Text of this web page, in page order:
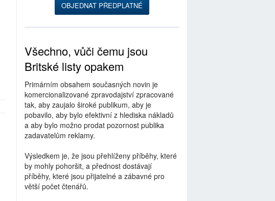
OBJEDNAT PŘEDPLATNÉ
Všechno, vůči čemu jsou
Britské listy opakem
Primárním obsahem současných novin je
komercionalizované zpravodajství zpracované
tak, aby zaujalo široké publikum, aby je
pobavilo, aby bylo efektivní z hlediska nákladů
a aby bylo možno prodat pozornost publika
zadavatelům reklamy.
Výsledkem je, že jsou přehlíženy příběhy, které
by mohly pohoršit, a přednost dostávají
příběhy, které jsou přijatelné a zábavné pro
větší počet čtenářů.